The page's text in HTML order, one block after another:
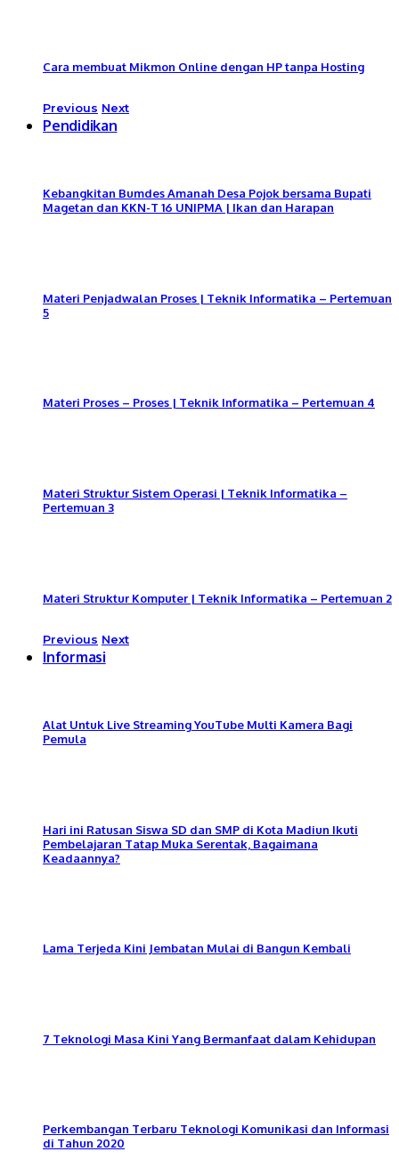
Cara membuat Mikmon Online dengan HP tanpa Hosting
Previous Next
Pendidikan
Kebangkitan Bumdes Amanah Desa Pojok bersama Bupati
Magetan dan KKN-T 16 UNIPMA | Ikan dan Harapan
Materi Penjadwalan Proses | Teknik Informatika – Pertemuan
5
Materi Proses – Proses | Teknik Informatika – Pertemuan 4
Materi Struktur Sistem Operasi | Teknik Informatika –
Pertemuan 3
Materi Struktur Komputer | Teknik Informatika – Pertemuan 2
Previous Next
Informasi
Alat Untuk Live Streaming YouTube Multi Kamera Bagi
Pemula
Hari ini Ratusan Siswa SD dan SMP di Kota Madiun Ikuti
Pembelajaran Tatap Muka Serentak, Bagaimana
Keadaannya?
Lama Terjeda Kini Jembatan Mulai di Bangun Kembali
7 Teknologi Masa Kini Yang Bermanfaat dalam Kehidupan
Perkembangan Terbaru Teknologi Komunikasi dan Informasi
di Tahun 2020